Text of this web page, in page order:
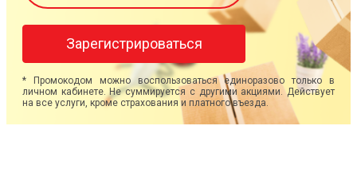
Зарегистрироваться
* Промокодом можно воспользоваться единоразово только в
личном кабинете. Не суммируется с другими акциями. Действует
на все услуги, кроме страхования и платного въезда.